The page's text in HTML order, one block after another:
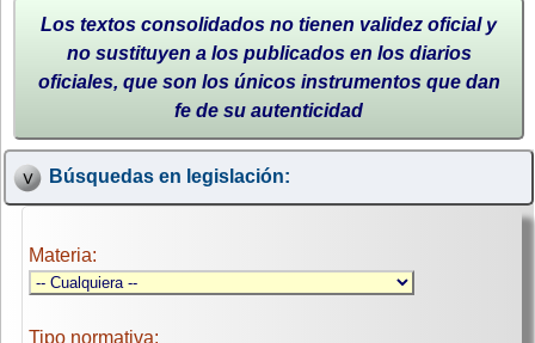
Los textos consolidados no tienen validez oficial y
no sustituyen a los publicados en los diarios
oficiales, que son los únicos instrumentos que dan
fe de su autenticidad
Búsquedas en legislación:
Materia:
Tipo normativa: